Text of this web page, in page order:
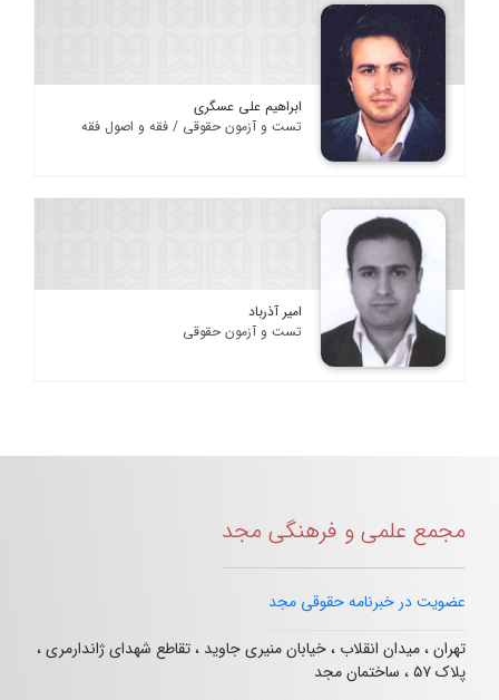
ابراهیم علی عسگری
تست و آزمون حقوقی / فقه و اصول فقه
امیر آذرباد
تست و آزمون حقوقی
مجمع علمی و فرهنگی مجد
عضویت در خبرنامه حقوقی مجد
تهران ، میدان انقلاب ، خیابان منیری جاوید ، تقاطع شهدای ژاندارمری ،
پلاک ۵۷ ، ساختمان مجد